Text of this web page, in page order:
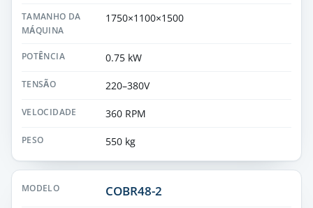
1750×1100×1500
0.75 kW
220–380V
360 RPM
550 kg
COBR48-2